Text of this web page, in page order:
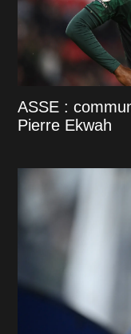
ASSE :
Pierre Ekwah